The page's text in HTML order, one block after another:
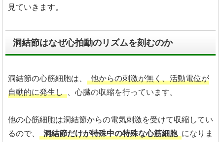
見ていきます。
洞結節はなぜ心拍動のリズムを刻むのか
洞結節の心筋細胞は、
他からの刺激が無く、活動電位が
自動的に発生し 、心臓の収縮を行っています。
他の心筋細胞は洞結節からの電気刺激を受けて収縮してい
るので、
洞結節だけが特殊中の特殊な心筋細胞 になりま